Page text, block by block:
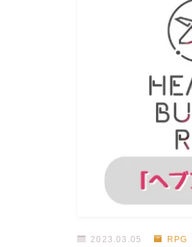
2023.03.05 RPG